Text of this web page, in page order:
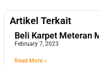
Artikel Terkait
Beli Karpet Meteran
February 7, 2023
Read More »